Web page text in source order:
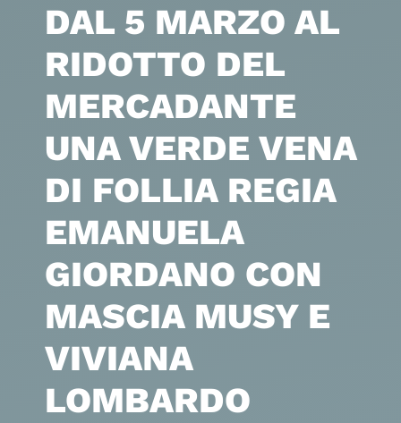
DAL 5 MARZO AL
RIDOTTO DEL
MERCADANTE
UNA VERDE VENA
DI FOLLIA REGIA
EMANUELA
GIORDANO CON
MASCIA MUSY E
VIVIANA
LOMBARDO